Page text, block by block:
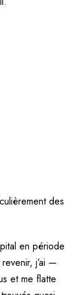
des
en période
j’ai —
et me flatte